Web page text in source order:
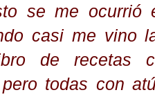
se me ocurrió
casi me vino
de recetas
pero todas con